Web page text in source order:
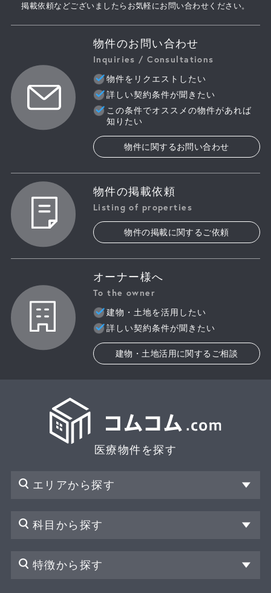
掲載依頼などございましたらお気軽にお問い合わせください。
物件のお問い合わせ
Inquiries / Consultations
物件をリクエストしたい
詳しい契約条件が聞きたい
この条件でオススメの物件があれば
知りたい
物件に関するお問い合わせ
物件の掲載依頼
Listing of properties
物件の掲載に関するご依頼
オーナー様へ
To the owner
建物・土地を活用したい
詳しい契約条件が聞きたい
建物・土地活用に関するご相談
医療物件を探す
エリアから探す
科目から探す
特徴から探す